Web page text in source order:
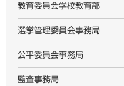
教育委員会学校教育部
選挙管理委員会事務局
公平委員会事務局
監査事務局